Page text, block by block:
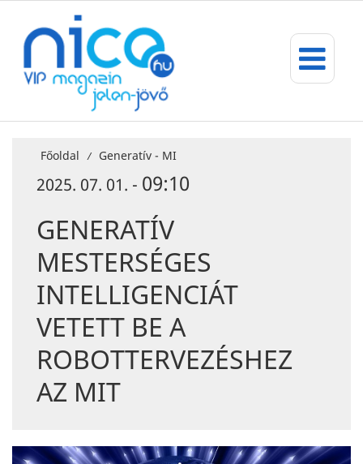
Főoldal / Generatív - MI
2025. 07. 01. - 09:10
GENERATÍV
MESTERSÉGES
INTELLIGENCIÁT
VETETT BE A
ROBOTTERVEZÉSHEZ
AZ MIT